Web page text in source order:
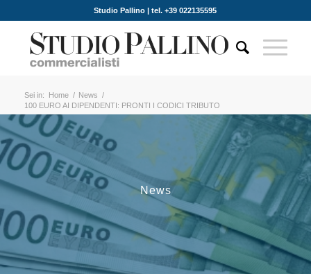
Studio Pallino | tel. +39 022135595
Sei in: Home / News /
100 EURO AI DIPENDENTI: PRONTI I CODICI TRIBUTO
News